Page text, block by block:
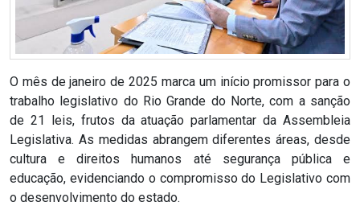
E
VOCÊ
ASSEMBLEIA
LEGISLATIVA
DO
RN
O mês de janeiro de 2025 marca um início promissor para o
trabalho legislativo do Rio Grande do Norte, com a sanção
de 21 leis, frutos da atuação parlamentar da Assembleia
Legislativa. As medidas abrangem diferentes áreas, desde
cultura e direitos humanos até segurança pública e
educação, evidenciando o compromisso do Legislativo com
o desenvolvimento do estado.